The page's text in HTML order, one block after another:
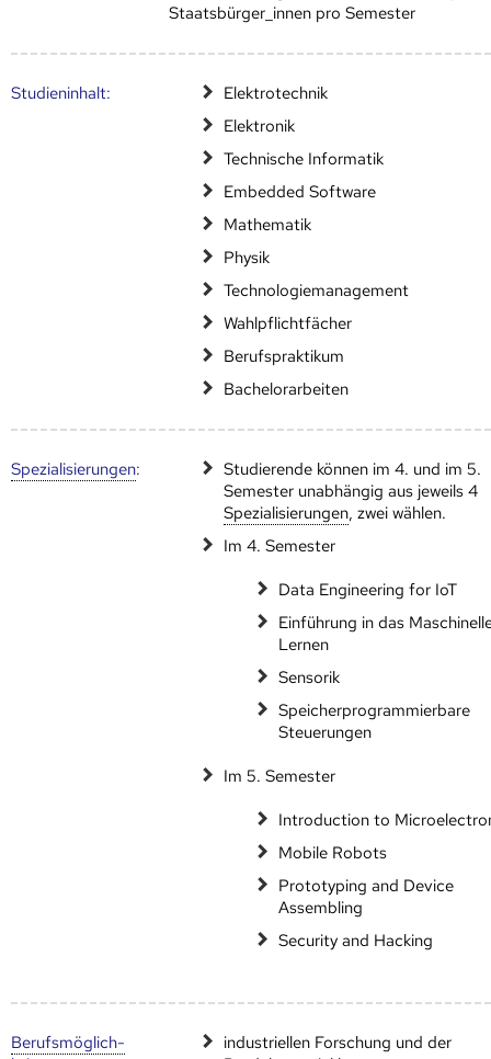
Staatsbürger_innen pro Semester
Studien­inhalt:
Elektrotechnik
Elektronik
Technische Informatik
Embedded Software
Mathematik
Physik
Technologiemanagement
Wahlpflichtfächer
Berufspraktikum
Bachelorarbeiten
Speziali­sierungen:
Studierende können im 4. und im 5.
Semester unabhängig aus jeweils 4
Speziali­sierungen, zwei wählen.
Im 4. Semester
Data Engineering for IoT
Einführung in das
Lernen
Sensorik
Speicherprogrammierbare
Steuerungen
Im 5. Semester
Introduction to
Mobile Robots
Prototyping and Device
Assembling
Security and Hacking
Berufs­möglich­
industriellen Forschung und der